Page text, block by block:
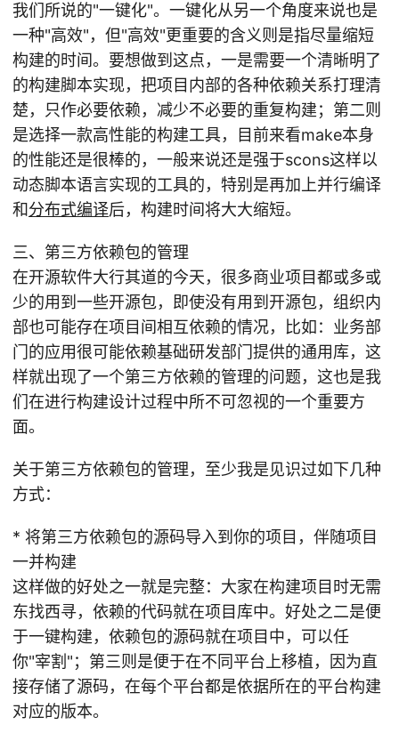
我们所说的"一键化"。一键化从另一个角度来说也是
一种"高效"，但"高效"更重要的含义则是指尽量缩短
构建的时间。要想做到这点，一是需要一个清晰明了
的构建脚本实现，把项目内部的各种依赖关系打理清
楚，只作必要依赖，减少不必要的重复构建；第二则
是选择一款高性能的构建工具，目前来看make本身
的性能还是很棒的，一般来说还是强于scons这样以
动态脚本语言实现的工具的，特别是再加上并行编译
和分布式编译后，构建时间将大大缩短。
三、第三方依赖包的管理
在开源软件大行其道的今天，很多商业项目都或多或
少的用到一些开源包，即使没有用到开源包，组织内
部也可能存在项目间相互依赖的情况，比如：业务部
门的应用很可能依赖基础研发部门提供的通用库，这
样就出现了一个第三方依赖的管理的问题，这也是我
们在进行构建设计过程中所不可忽视的一个重要方
面。
关于第三方依赖包的管理，至少我是见识过如下几种
方式：
* 将第三方依赖包的源码导入到你的项目，伴随项目
一并构建
这样做的好处之一就是完整：大家在构建项目时无需
东找西寻，依赖的代码就在项目库中。好处之二是便
于一键构建，依赖包的源码就在项目中，可以任
你"宰割"；第三则是便于在不同平台上移植，因为直
接存储了源码，在每个平台都是依据所在的平台构建
对应的版本。